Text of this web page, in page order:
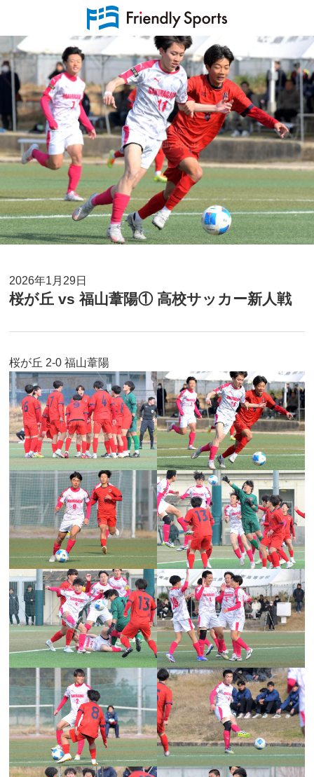
2026年1月29日
桜が丘 vs 福山葦陽① 高校サッカー新人戦
桜が丘 2-0 福山葦陽